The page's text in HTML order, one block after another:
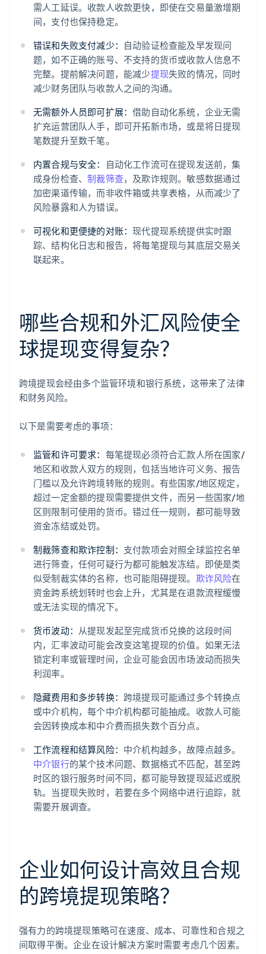
需人工延误。收款人收款更快，即使在交易量激增期
间，支付也保持稳定。
错误和失败支付减少： 自动验证检查能及早发现问
题，如不正确的账号、不支持的货币或收款人信息不
完整。提前解决问题，能减少提现失败的情况，同时
减少财务团队与收款人之间的沟通。
无需额外人员即可扩展：借助自动化系统，企业无需
扩充运营团队人手，即可开拓新市场，或是将日提现
笔数提升至数千笔。
内置合规与安全：
自动化工作流可在提现发送前，集
成身份检查、制裁筛查，及欺诈规则。敏感数据通过
加密渠道传输，而非收件箱或共享表格，从而减少了
风险暴露和人为错误。
可视化和更便捷的对账：现代提现系统提供实时跟
踪、结构化日志和报告，将每笔提现与其底层交易关
联起来。
哪些合规和外汇风险使全
球提现变得复杂？
跨境提现会经由多个监管环境和银行系统，这带来了法律
和财务风险。
以下是需要考虑的事项：
监管和许可要求： 每笔提现必须符合汇款人所在国家/
地区和收款人双方的规则，包括当地许可义务、报告
门槛以及允许跨境转账的规则。有些国家/地区规定，
超过一定金额的提现需要提供文件，而另一些国家/地
区则限制可使用的货币。错过任一规则，都可能导致
资金冻结或处罚。
制裁筛查和欺诈控制： 支付款项会对照全球监控名单
进行筛查，任何可疑行为都可能触发冻结。即使是类
似受制裁实体的名称，也可能阻碍提现。 欺诈风险在
资金跨系统划转时也会上升，尤其是在退款流程缓慢
或无法实现的情况下。
货币波动： 从提现发起至完成货币兑换的这段时间
内，汇率波动可能会改变这笔提现的价值。如果无法
锁定利率或管理时间，企业可能会因市场波动而损失
利润率。
隐藏费用和多步转换： 跨境提现可能通过多个转换点
或中介机构，每个中介机构都可能抽成。收款人可能
会因转换成本和中介费而损失数个百分点。
工作流程和结算风险： 中介机构越多，故障点越多。
中介银行的某个技术问题、数据格式不匹配，甚至跨
时区的银行服务时间不同，都可能导致提现延迟或脱
轨。当提现失败时，若要在多个网络中进行追踪，就
需要开展调查。
企业如何设计高效且合规
的跨境提现策略？
强有力的跨境提现策略可在速度、成本、可靠性和合规之
间取得平衡。企业在设计解决方案时需要考虑几个因素。